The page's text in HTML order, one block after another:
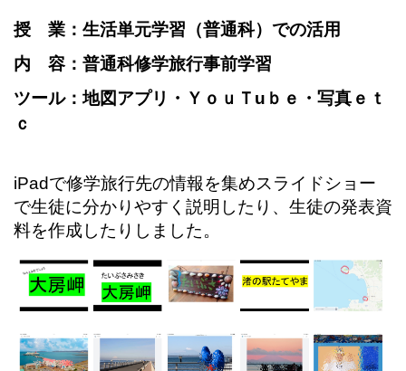
授 業：生活単元学習（普通科）での活用
内 容：普通科修学旅行事前学習
ツール：地図アプリ・ＹｏｕＴuｂｅ・写真ｅｔ
ｃ
iPadで修学旅行先の情報を集めスライドショー
で生徒に分かりやすく説明したり、生徒の発表資
料を作成したりしました。